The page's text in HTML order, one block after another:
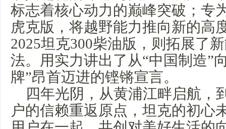
标志着核心动力的巅峰突破；专
虎克版，将越野能力推向新的高
2025坦克300柴油版，则拓展了
法。用实力讲出了从“中国制造”
牌”昂首迈进的铿锵宣言。
四年光阴，从黄浦江畔启航，
户的信赖重返原点，坦克的初